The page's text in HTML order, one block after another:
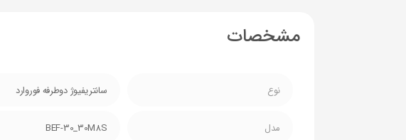
مشخصات
نوع سانتریفیوژ دوطرفه فوروارد
مدل BEF-30_30M8S